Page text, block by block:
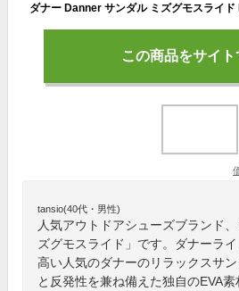
この商品をサイト
tansio(40代・男性)
人気アウトドアシューズブランド
ズグモスライド」です。ダナーラ
高い人気のダナーのリラックスサ
と反発性を兼ね備えた独自のEVA